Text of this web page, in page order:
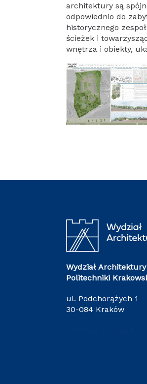
architektury są
odpowiednio do
historycznego
ścieżek i
wnętrza i obiekty,
Wydział Architektury
Politechniki
ul. Podchorążych 1
30-084 Kraków